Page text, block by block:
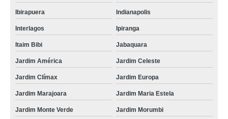
piso vinílico durafloor florença Cidade Dutra
pisos vinílicos durafloor urban Jardim Monte Verde
piso vinílico durafloor aspen Santo Amaro
piso vinílico durafloor city Vila Carmosina
onde acho piso vinílico durafloor urban turim Vila Alexandria
Ibirapuera Indianapolis
Interlagos Ipiranga
Itaim Bibi Jabaquara
Jardim América Jardim Celeste
Jardim Clímax Jardim Europa
Jardim Marajoara Jardim Maria Estela
Jardim Monte Verde Jardim Morumbi